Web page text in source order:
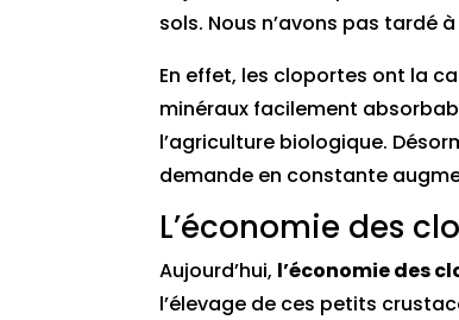
sols. Nous n’avons pas tardé
En effet, les cloportes ont la
minéraux facilement
l’agriculture biologique.
demande en constante
L’économie des
Aujourd’hui, l’économie des
l’élevage de ces petits